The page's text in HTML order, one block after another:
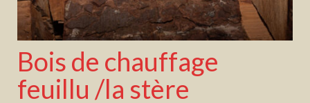
Bois de chauffage
feuillu /la stère